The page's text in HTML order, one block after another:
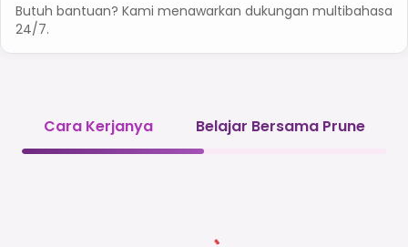
Butuh bantuan? Kami menawarkan dukungan multibahasa
24/7.
Cara Kerjanya Belajar Bersama Prune